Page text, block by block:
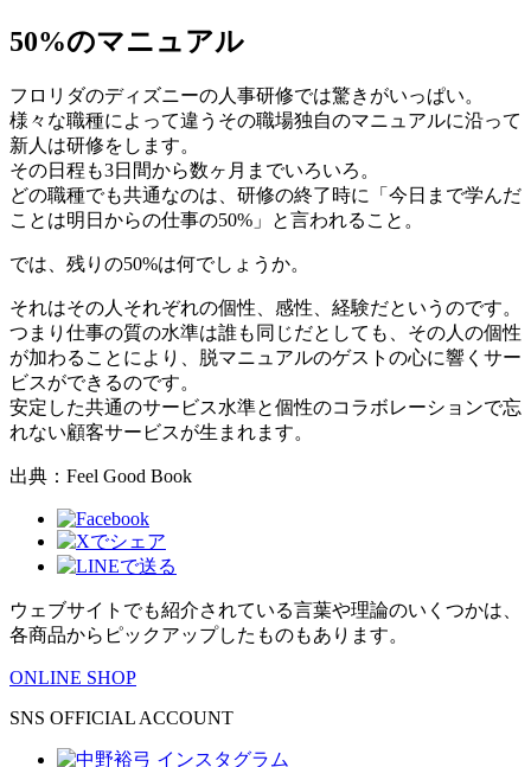
50%のマニュアル
フロリダのディズニーの人事研修では驚きがいっぱい。
様々な職種によって違うその職場独自のマニュアルに沿って
新人は研修をします。
その日程も3日間から数ヶ月までいろいろ。
どの職種でも共通なのは、研修の終了時に「今日まで学んだ
ことは明日からの仕事の50%」と言われること。
では、残りの50%は何でしょうか。
それはその人それぞれの個性、感性、経験だというのです。
つまり仕事の質の水準は誰も同じだとしても、その人の個性
が加わることにより、脱マニュアルのゲストの心に響くサー
ビスができるのです。
安定した共通のサービス水準と個性のコラボレーションで忘
れない顧客サービスが生まれます。
出典：Feel Good Book
ウェブサイトでも紹介されている言葉や理論のいくつかは、
各商品からピックアップしたものもあります。
ONLINE SHOP
SNS OFFICIAL ACCOUNT